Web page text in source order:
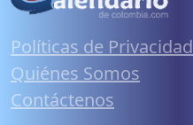
Políticas de Privacidad
Quiénes Somos
Contáctenos